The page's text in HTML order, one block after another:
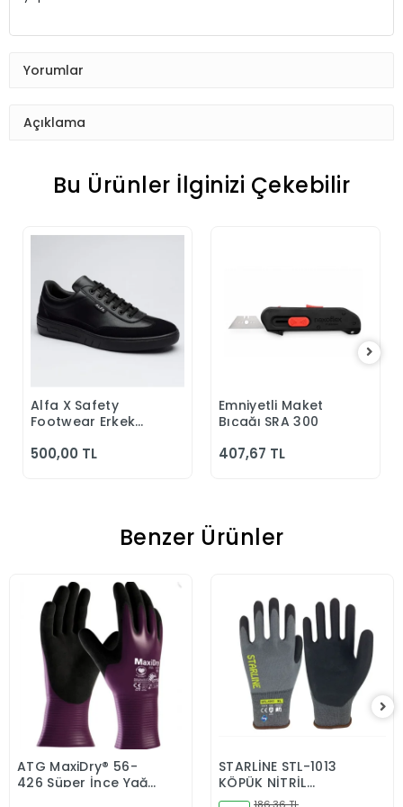
Yorumlar
Açıklama
Bu Ürünler İlginizi Çekebilir
Sepete Ekle
Alfa X Safety
Footwear Erkek
Klasik Ayakkabı
500,00 TL
Sepete Ekle
Emniyetli Maket
Bıçağı SRA 300
407,67 TL
Benzer Ürünler
Sepete Ekle
ATG MaxiDry® 56-
426 Süper İnce Yağ
Sepete Ekle
STARLİNE STL-1013
KÖPÜK NİTRİL
ELDİVEN186,36 TL